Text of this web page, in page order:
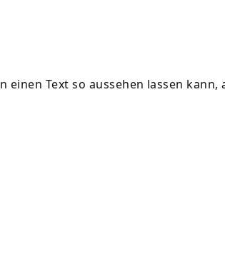
Text so aussehen lassen